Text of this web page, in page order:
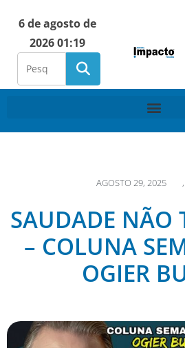
6 de agosto de
2026 01:19
AGOSTO 29, 2025 ,
SAUDADE NÃO
– COLUNA
OGIER